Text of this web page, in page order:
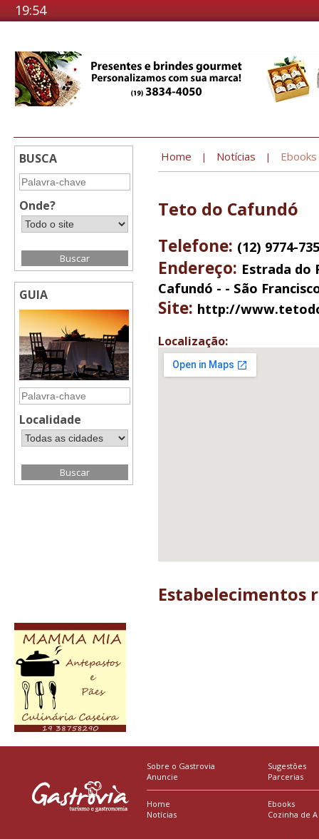
19:54
BUSCA
Onde?
GUIA
Localidade
Home | Notícias | Ebooks
Teto do Cafundó
Telefone: (12) 9774-
Endereço: Estrada do
Cafundó - - São
Site: http://
Localização:
Estabelecimentos
Sobre o Gastrovia
Anuncie
Sugestões
Parcerias
Home
Notícias
Ebooks
Cozinha de A